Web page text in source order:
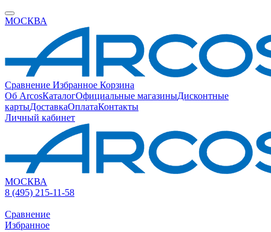
МОСКВА
Сравнение Избранное Корзина
Об ArcosКаталогОфициальные магазиныДисконтные
картыДоставкаОплатаКонтакты
Личный кабинет
МОСКВА
8 (495) 215-11-58
Сравнение
Избранное